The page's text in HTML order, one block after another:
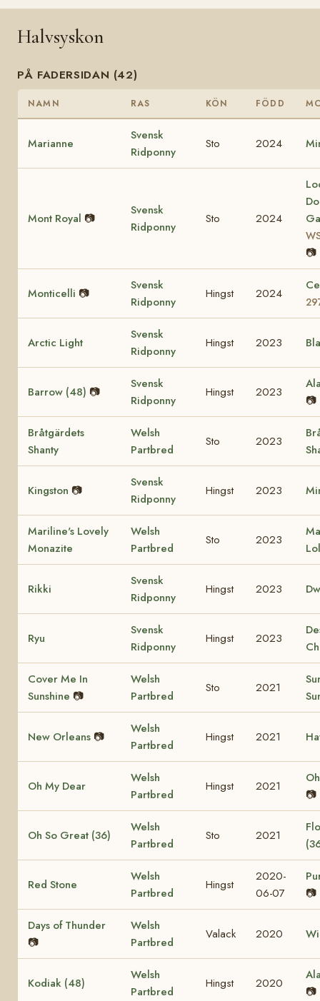
Halvsyskon
PÅ FADERSIDAN (42)
NAMN RAS KÖN FÖDD
Marianne
Svensk
Ridponny
Sto 2024
Mont Royal 📷
Svensk
Ridponny
Sto 2024
📷
Monticelli 📷
Svensk
Ridponny
Hingst 2024
Arctic Light
Svensk
Ridponny
Hingst 2023
Barrow (48) 📷
Svensk
Ridponny
Hingst 2023
📷
Bråtgärdets
Shanty
Welsh
Partbred
Sto 2023
Kingston 📷
Svensk
Ridponny
Hingst 2023
Mariline's Lovely
Monazite
Welsh
Partbred
Sto 2023
Rikki
Svensk
Ridponny
Hingst 2023
Ryu
Svensk
Ridponny
Hingst 2023
Cover Me In
Sunshine 📷
Welsh
Partbred
Sto 2021
New Orleans 📷
Welsh
Partbred
Hingst 2021
Oh My Dear
Welsh
Partbred
Hingst 2021
📷
Oh So Great (36)
Welsh
Partbred
Sto 2021
Red Stone
Welsh
Partbred
Hingst
2020-
06-07
📷
Days of Thunder
📷
Welsh
Partbred
Valack 2020
Kodiak (48)
Welsh
Partbred
Hingst 2020
📷